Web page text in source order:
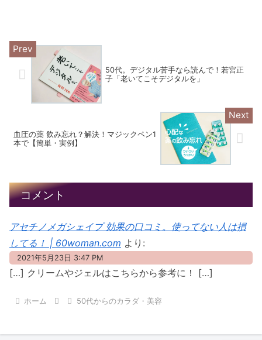
50代。デジタル苦手なら読んで！若宮正
子「老いてこそデジタルを」
血圧の薬 飲み忘れ？解決！マジックペン1
本で【簡単・実例】
コメント
アセチノメガシェイプ 効果の口コミ。使ってない人は損
してる！ | 60woman.com より:
2021年5月23日 3:47 PM
[…] クリームやジェルはこちらから参考に！ […]
ホーム 50代からのカラダ・美容